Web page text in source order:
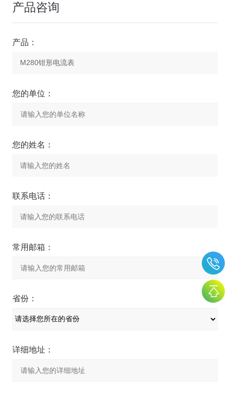
产品咨询
产品：
您的单位：
您的姓名：
联系电话：
常用邮箱：
省份：
详细地址：